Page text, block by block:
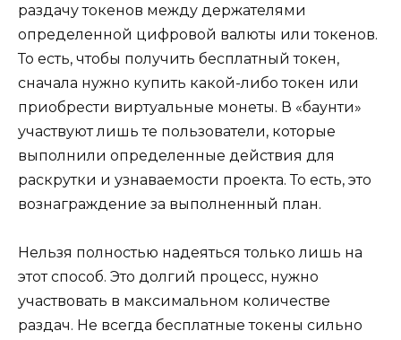
раздачу токенов между держателями
определенной цифровой валюты или токенов.
То есть, чтобы получить бесплатный токен,
сначала нужно купить какой-либо токен или
приобрести виртуальные монеты. В «баунти»
участвуют лишь те пользователи, которые
выполнили определенные действия для
раскрутки и узнаваемости проекта. То есть, это
вознаграждение за выполненный план.
Нельзя полностью надеяться только лишь на
этот способ. Это долгий процесс, нужно
участвовать в максимальном количестве
раздач. Не всегда бесплатные токены сильно